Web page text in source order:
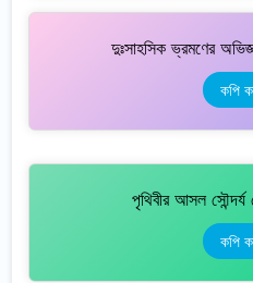
দুঃসাহসিক ভ্রমণের
কপি
পৃথিবীর আসল
কপি